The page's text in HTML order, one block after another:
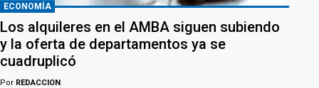
ECONOMÍA
Los alquileres en el AMBA siguen subiendo
y la oferta de departamentos ya se
cuadruplicó
Por REDACCION